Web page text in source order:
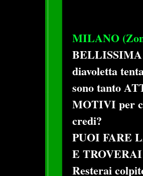
MILANO
BELLISSIMA
diavoletta
sono tanto
MOTIVI per
credi?
PUOI FARE
E
Resterai